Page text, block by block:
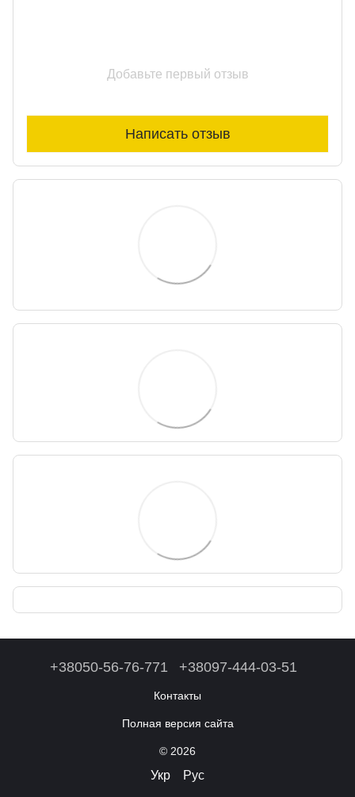
Добавьте первый отзыв
Написать отзыв
+38050-56-76-771 +38097-444-03-51
Контакты
Полная версия сайта
© 2026
Укр Рус